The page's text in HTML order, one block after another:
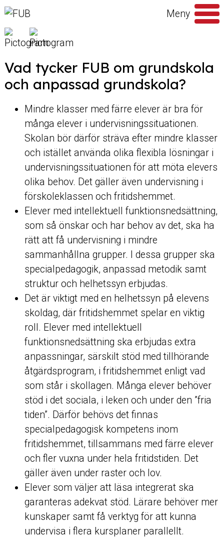
Hoppa till innehåll
Meny
Sök
Vad tycker FUB om grundskola
och anpassad grundskola?
Mindre klasser med färre elever är bra för
många elever i undervisningssituationen.
Skolan bör därför sträva efter mindre klasser
och istället använda olika flexibla lösningar i
undervisningssituationen för att möta elevers
olika behov. Det gäller även undervisning i
förskoleklassen och fritidshemmet.
Elever med intellektuell funktionsnedsättning,
som så önskar och har behov av det, ska ha
rätt att få undervisning i mindre
sammanhållna grupper. I dessa grupper ska
specialpedagogik, anpassad metodik samt
struktur och helhetssyn erbjudas.
Det är viktigt med en helhetssyn på elevens
skoldag, där fritidshemmet spelar en viktig
roll. Elever med intellektuell
funktionsnedsättning ska erbjudas extra
anpassningar, särskilt stöd med tillhörande
åtgärdsprogram, i fritidshemmet enligt vad
som står i skollagen. Många elever behöver
stöd i det sociala, i leken och under den ”fria
tiden”. Därför behövs det finnas
specialpedagogisk kompetens inom
fritidshemmet, tillsammans med färre elever
och fler vuxna under hela fritidstiden. Det
gäller även under raster och lov.
Elever som väljer att läsa integrerat ska
garanteras adekvat stöd. Lärare behöver mer
kunskaper samt få verktyg för att kunna
undervisa i flera kursplaner parallellt.